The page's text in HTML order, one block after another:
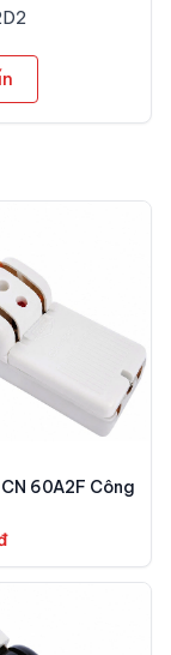
60A2F Công